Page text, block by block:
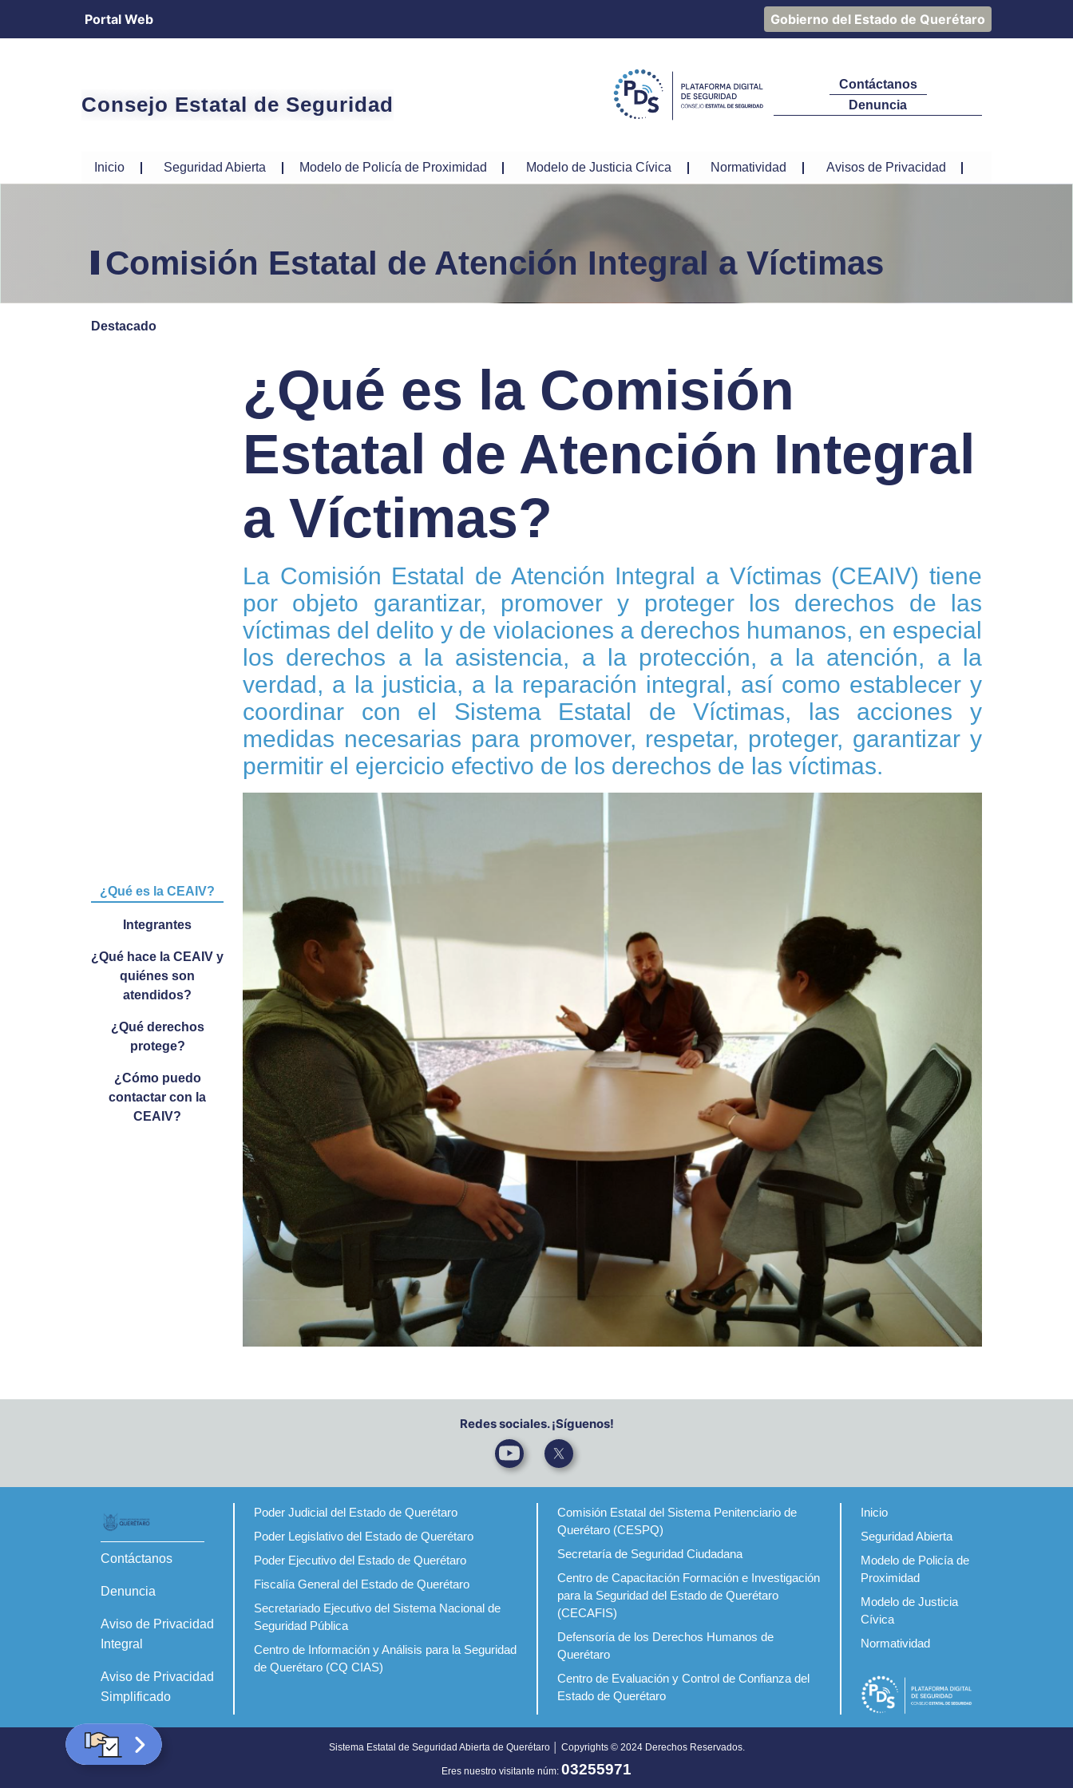
Portal Web Gobierno del Estado de Querétaro
Consejo Estatal de Seguridad
Contáctanos
Denuncia
Inicio Seguridad Abierta Modelo de Policía de Proximidad Modelo de Justicia Cívica Normatividad Avisos de Privacidad
Comisión Estatal de Atención Integral a Víctimas
Destacado
¿Qué es la CEAIV?
Integrantes
¿Qué hace la CEAIV y
quiénes son
atendidos?
¿Qué derechos
protege?
¿Cómo puedo
contactar con la
CEAIV?
¿Qué es la Comisión
Estatal de Atención Integral
a Víctimas?
La Comisión Estatal de Atención Integral a Víctimas (CEAIV) tiene
por objeto garantizar, promover y proteger los derechos de las
víctimas del delito y de violaciones a derechos humanos, en especial
los derechos a la asistencia, a la protección, a la atención, a la
verdad, a la justicia, a la reparación integral, así como establecer y
coordinar con el Sistema Estatal de Víctimas, las acciones y
medidas necesarias para promover, respetar, proteger, garantizar y
permitir el ejercicio efectivo de los derechos de las víctimas.
Redes sociales. ¡Síguenos!
Contáctanos
Denuncia
Aviso de Privacidad
Integral
Aviso de Privacidad
Simplificado
Poder Judicial del Estado de Querétaro
Poder Legislativo del Estado de Querétaro
Poder Ejecutivo del Estado de Querétaro
Fiscalía General del Estado de Querétaro
Secretariado Ejecutivo del Sistema Nacional de
Seguridad Pública
Centro de Información y Análisis para la Seguridad
de Querétaro (CQ CIAS)
Comisión Estatal del Sistema Penitenciario de
Querétaro (CESPQ)
Secretaría de Seguridad Ciudadana
Centro de Capacitación Formación e Investigación
para la Seguridad del Estado de Querétaro
(CECAFIS)
Defensoría de los Derechos Humanos de
Querétaro
Centro de Evaluación y Control de Confianza del
Estado de Querétaro
Inicio
Seguridad Abierta
Modelo de Policía de
Proximidad
Modelo de Justicia
Cívica
Normatividad
Sistema Estatal de Seguridad Abierta de Querétaro │ Copyrights © 2024 Derechos Reservados.
Eres nuestro visitante núm: 03255971